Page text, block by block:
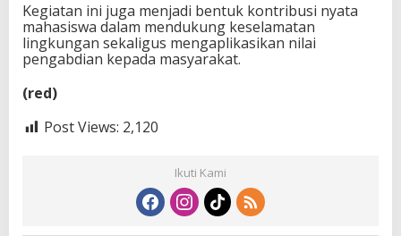
Kegiatan ini juga menjadi bentuk kontribusi nyata
mahasiswa dalam mendukung keselamatan
lingkungan sekaligus mengaplikasikan nilai
pengabdian kepada masyarakat.
(red)
Post Views: 2,120
Ikuti Kami